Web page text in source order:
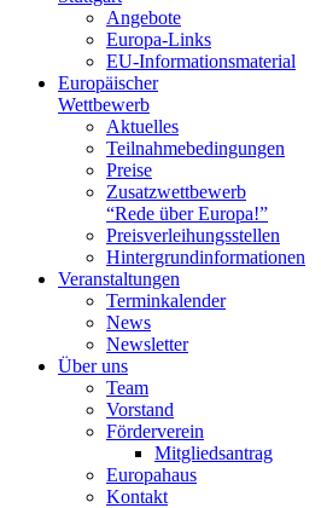
Angebote
Europa-Links
EU-Informationsmaterial
Europäischer
Wettbewerb
Aktuelles
Teilnahme­bedingungen
Preise
Zusatzwettbewerb
“Rede über Europa!”
Preisverleihungsstellen
Hintergrundinformationen
Veranstaltungen
Terminkalender
News
Newsletter
Über uns
Team
Vorstand
Förderverein
Mitgliedsantrag
Europahaus
Kontakt